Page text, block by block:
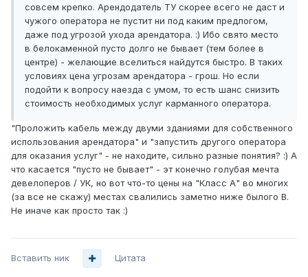
совсем крепко. Арендодатель ТУ скорее всего не даст и
чужого оператора не пустит ни под каким предлогом,
даже под угрозой ухода арендатора. :) Ибо свято место
в белокаменной пусто долго не бывает (тем более в
центре) - желающие вселиться найдутся быстро. В таких
условиях цена угрозам арендатора - грош. Но если
подойти к вопросу наезда с умом, то есть шанс снизить
стоимость необходимых услуг карманного оператора.
"Проложить кабель между двуми зданиями для собственного
использования арендатора" и "запустить другого оператора
для оказания услуг" - не находите, сильно разные понятия? :) А
что касается "пусто не бывает" - эт конечно голубая мечта
девелоперов / УК, но вот что-то цены на "Класс А" во многих
(за все не скажу) местах свалились заметно ниже былого B.
Не иначе как просто так :)
Вставить ник Цитата